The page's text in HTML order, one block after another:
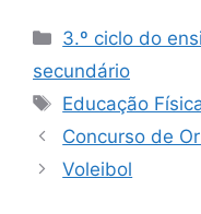
Categorias
3.º ciclo do
secundário
Etiquetas
Educação
Concurso de
Voleibol